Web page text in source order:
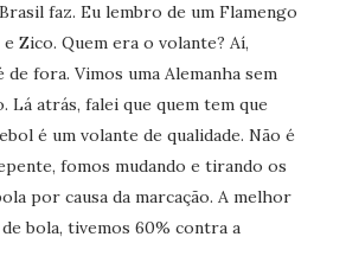
faz. Eu lembro de um Flamengo
Zico. Quem era o volante? Aí,
de fora. Vimos uma Alemanha sem
Lá atrás, falei que quem tem que
é um volante de qualidade. Não é
fomos mudando e tirando os
por causa da marcação. A melhor
bola, tivemos 60% contra a